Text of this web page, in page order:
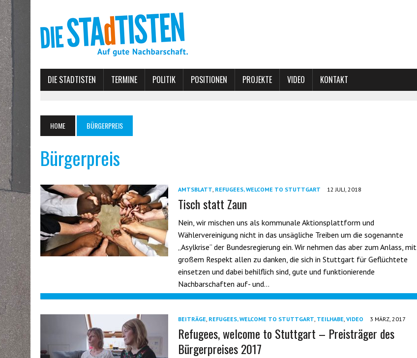
DIE STADTISTEN TERMINE POLITIK POSITIONEN PROJEKTE VIDEO KONTAKT
HOME BÜRGERPREIS
Bürgerpreis
AMTSBLATT, REFUGEES, WELCOME TO STUTTGART 12 JULI, 2018
Tisch statt Zaun
Nein, wir mischen uns als kommunale Aktionsplattform und
Wählervereinigung nicht in das unsägliche Treiben um die sogenannte
„Asylkrise“ der Bundesregierung ein. Wir nehmen das aber zum Anlass, mit
großem Respekt allen zu danken, die sich in Stuttgart für Geflüchtete
einsetzen und dabei behilflich sind, gute und funktionierende
Nachbarschaften auf- und…
BEITRÄGE, REFUGEES, WELCOME TO STUTTGART, TEILHABE, VIDEO 3 MÄRZ, 2017
Refugees, welcome to Stuttgart – Preisträger des
Bürgerpreises 2017